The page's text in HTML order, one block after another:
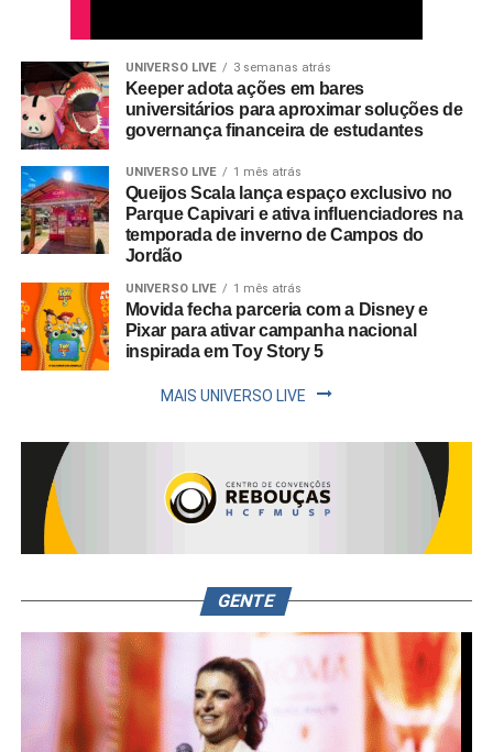
UNIVERSO LIVE 3 semanas atrás
Keeper adota ações em bares
universitários para aproximar soluções de
governança financeira de estudantes
UNIVERSO LIVE 1 mês atrás
Queijos Scala lança espaço exclusivo no
Parque Capivari e ativa influenciadores na
temporada de inverno de Campos do
Jordão
UNIVERSO LIVE 1 mês atrás
Movida fecha parceria com a Disney e
Pixar para ativar campanha nacional
inspirada em Toy Story 5
MAIS UNIVERSO LIVE
GENTE